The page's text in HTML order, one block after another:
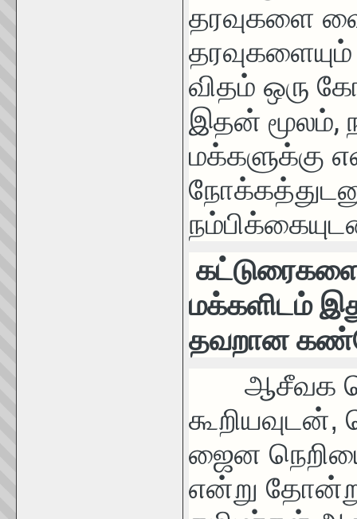
தரவுகளை
தரவுகளையும்
விதம் ஒரு
இதன் மூலம்,
மக்களுக்கு
மக்களிடம்
தவறான
ஆசீவக
ஜைன
என்று